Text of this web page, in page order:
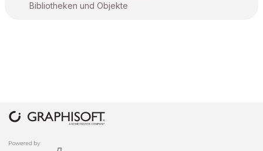
Bibliotheken und Objekte